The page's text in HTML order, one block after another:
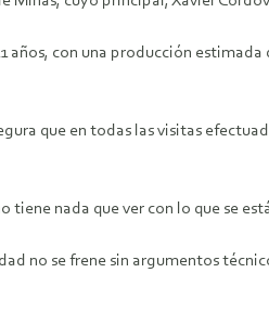
con una producción
que en todas las visitas
nada que ver con lo que se
no se frene sin argumentos